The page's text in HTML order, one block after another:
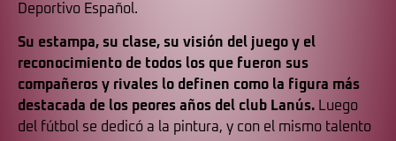
Deportivo Español.
Su estampa, su clase, su visión del juego y el
reconocimiento de todos los que fueron sus
compañeros y rivales lo definen como la figura más
destacada de los peores años del club Lanús. Luego
del fútbol se dedicó a la pintura, y con el mismo talento